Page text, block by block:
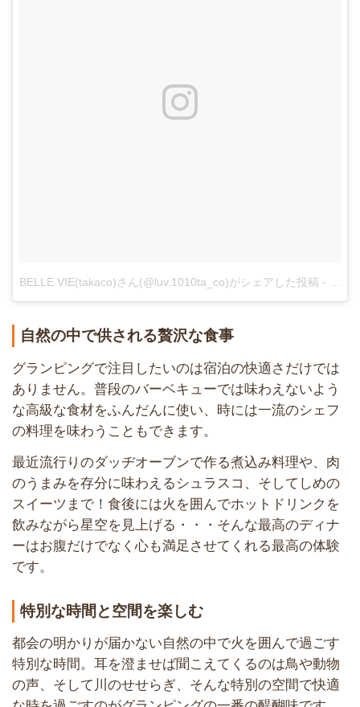
BELLE VIE(takaco)さん(@luv.1010ta_co)がシェアした投稿 - 2017
自然の中で供される贅沢な食事
グランピングで注目したいのは宿泊の快適さだけでは
ありません。普段のバーベキューでは味わえないよう
な高級な食材をふんだんに使い、時には一流のシェフ
の料理を味わうこともできます。
最近流行りのダッヂオーブンで作る煮込み料理や、肉
のうまみを存分に味わえるシュラスコ、そしてしめの
スイーツまで！食後には火を囲んでホットドリンクを
飲みながら星空を見上げる・・・そんな最高のディナ
ーはお腹だけでなく心も満足させてくれる最高の体験
です。
特別な時間と空間を楽しむ
都会の明かりが届かない自然の中で火を囲んで過ごす
特別な時間。耳を澄ませば聞こえてくるのは鳥や動物
の声、そして川のせせらぎ、そんな特別の空間で快適